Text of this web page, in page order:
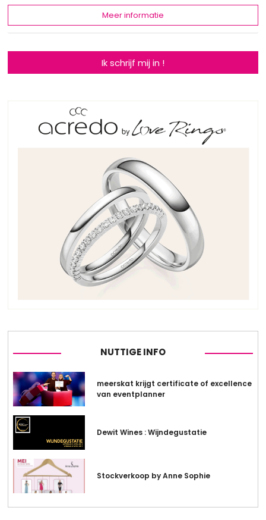
Meer informatie
Ik schrijf mij in !
NUTTIGE INFO
meerskat krijgt certificate of excellence
van eventplanner
Dewit Wines : Wijndegustatie
Stockverkoop by Anne Sophie